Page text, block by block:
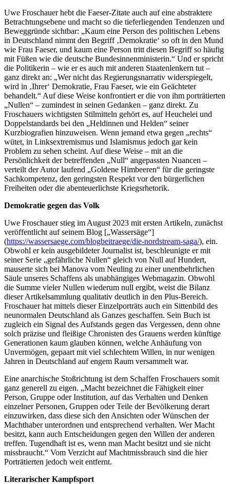
Uwe Froschauer hebt die Faeser-Zitate auch auf eine abstraktere
Betrachtungsebene und macht so die tieferliegenden Tendenzen und
Beweggründe sichtbar: „Kaum eine Person des politischen Lebens
in Deutschland nimmt den Begriff ‚Demokratie‘ so oft in den Mund
wie Frau Faeser, und kaum eine Person tritt diesen Begriff so häufig
mit Füßen wie die deutsche Bundesinnenministerin.“ Und er spricht
die Politikerin – wie er es auch mit anderen Staatenlenkern tut –
ganz direkt an: „Wer nicht das Regierungsnarrativ widerspiegelt,
wird in ‚Ihrer‘ Demokratie, Frau Faeser, wie ein Geächteter
behandelt.“ Auf diese Weise konfrontiert er die von ihm porträtierten
„Nullen“ – zumindest in seinen Gedanken – ganz direkt. Zu
Froschauers wichtigsten Stilmitteln gehört es, auf Heuchelei und
Doppelstandards bei den „Heldinnen und Helden“ seiner
Kurzbiografien hinzuweisen. Wenn jemand etwa gegen „rechts“
wütet, in Linksextremismus und Islamismus jedoch gar kein
Problem zu sehen scheint. Auf diese Weise – mit an die
Persönlichkeit der betreffenden „Null“ angepassten Nuancen –
verteilt der Autor laufend „Goldene Himbeeren“ für die geringste
Sachkompetenz, den geringsten Respekt vor den bürgerlichen
Freiheiten oder die abenteuerlichste Kriegsrhetorik.
Demokratie gegen das Volk
Uwe Froschauer stieg im August 2023 mit ersten Artikeln, zunächst
veröffentlicht auf seinem Blog [„Wassersäge“]
(https://wassersaege.com/blogbeitraege/die-nordstream-saga/), ein.
Obwohl er kein ausgebildeter Journalist ist, beschleunigte er mit
seiner Serie „gefährliche Nullen“ gleich von Null auf Hundert,
mauserte sich bei Manova vom Neuling zu einer unentbehrlichen
Säule unseres Schaffens als unabhängiges Webmagazin. Obwohl
die Summe vieler Nullen wiederum null ergibt, weist die Bilanz
dieser Artikelsammlung qualitativ deutlich in den Plus-Bereich.
Froschauer hat mittels dieser Einzelporträts auch ein Sittenbild des
neunormalen Deutschland als Ganzes geschaffen. Sein Buch ist
zugleich ein Signal des Aufstands gegen das Vergessen, denn ohne
solch präzise und fleißige Chronisten des Grauens werden künftige
Generationen kaum glauben können, welche Anhäufung von
Unvermögen, gepaart mit viel schlechtem Willen, in nur wenigen
Jahren in Deutschland auf engem Raum versammelt war.
Eine anarchische Stoßrichtung ist dem Schaffen Froschauers somit
ganz generell zu eigen. „Macht bezeichnet die Fähigkeit einer
Person, Gruppe oder Institution, auf das Verhalten und Denken
einzelner Personen, Gruppen oder Teile der Bevölkerung derart
einzuwirken, dass diese sich den Ansichten oder Wünschen der
Machthaber unterordnen und entsprechend verhalten. Wer Macht
besitzt, kann auch Entscheidungen gegen den Willen der anderen
treffen. Tugendhaft ist es, wenn man Macht besitzt und sie nicht
missbraucht.“ Vom Verzicht auf Machtmissbrauch sind die hier
Porträtierten jedoch weit entfernt.
Literarischer Kampfsport